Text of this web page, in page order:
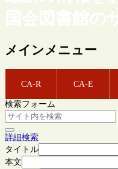
国会図書館の
メインメニュー
CA-R CA-E
検索フォーム
詳細検索
タイトル
本文